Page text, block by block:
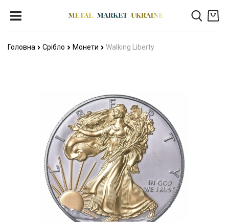
Головна Срібло Монети Walking Liberty